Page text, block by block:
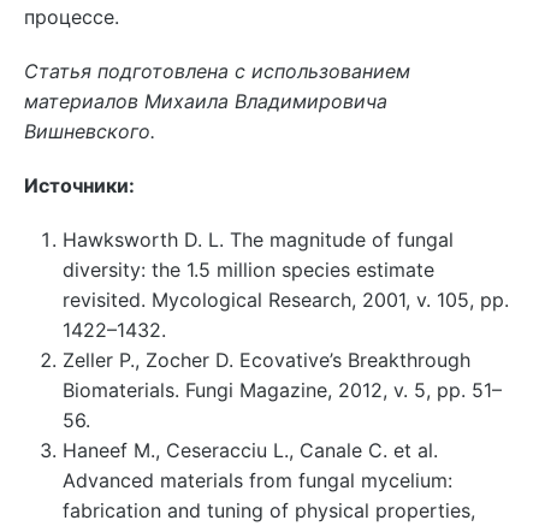
процессе.
Статья подготовлена с использованием
материалов Михаила Владимировича
Вишневского.
Источники:
Hawksworth D. L. The magnitude of fungal
diversity: the 1.5 million species estimate
revisited. Mycological Research, 2001, v. 105, pp.
1422–1432.
Zeller P., Zocher D. Ecovative’s Breakthrough
Biomaterials. Fungi Magazine, 2012, v. 5, pp. 51–
56.
Haneef M., Ceseracciu L., Canale C. et al.
Advanced materials from fungal mycelium:
fabrication and tuning of physical properties,